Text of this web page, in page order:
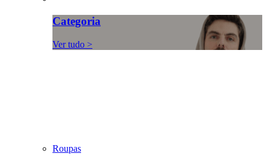
Categoria
Ver tudo >
Roupas